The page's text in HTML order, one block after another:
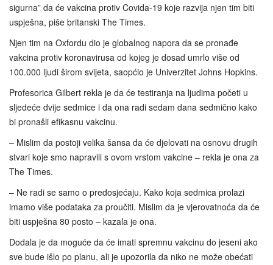
sigurna” da će vakcina protiv Covida-19 koje razvija njen tim biti
uspješna, piše britanski The Times.
Njen tim na Oxfordu dio je globalnog napora da se pronađe
vakcina protiv koronavirusa od kojeg je dosad umrlo više od
100.000 ljudi širom svijeta, saopćio je Univerzitet Johns Hopkins.
Profesorica Gilbert rekla je da će testiranja na ljudima početi u
sljedeće dvije sedmice i da ona radi sedam dana sedmično kako
bi pronašli efikasnu vakcinu.
– Mislim da postoji velika šansa da će djelovati na osnovu drugih
stvari koje smo napravili s ovom vrstom vakcine – rekla je ona za
The Times.
– Ne radi se samo o predosjećaju. Kako koja sedmica prolazi
imamo više podataka za proučiti. Mislim da je vjerovatnoća da će
biti uspješna 80 posto – kazala je ona.
Dodala je da moguće da će imati spremnu vakcinu do jeseni ako
sve bude išlo po planu, ali je upozorila da niko ne može obećati